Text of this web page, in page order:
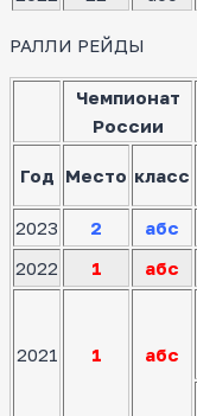
РАЛЛИ РЕЙДЫ
Чемпионат
России
Год Место класс
2023
2
абс
2022
1 абс
2021 1 абс